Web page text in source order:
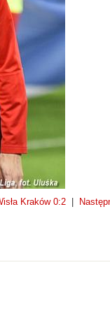
Kraków 0:2